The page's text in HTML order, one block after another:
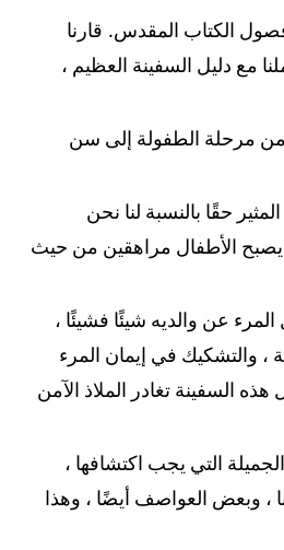
الكتاب المقدس. قارنا
مع دليل السفينة العظيم ،
مرحلة الطفولة إلى سن
حقًا بالنسبة لنا نحن
الأطفال مراهقين من حيث
عن والديه شيئًا فشيئًا ،
، والتشكيك في إيمان المرء
هذه السفينة تغادر الملاذ الآمن
التي يجب اكتشافها ،
، وبعض العواصف أيضًا ، وهذا